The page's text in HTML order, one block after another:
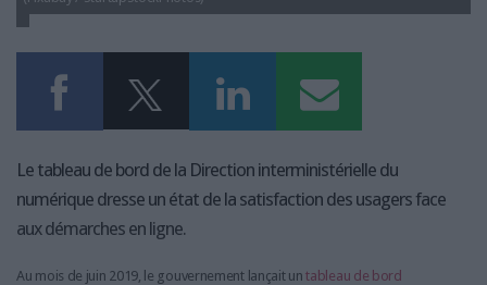
Le tableau de bord de la Direction interministérielle du
numérique dresse un état de la satisfaction des usagers face
aux démarches en ligne.
Au mois de juin 2019, le gouvernement lançait untableau de bord